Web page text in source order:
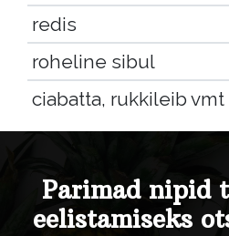
redis
roheline sibul
ciabatta, rukkileib vmt
Parimad nipid
eelistamiseks